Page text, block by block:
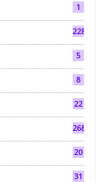
1
2286
5
8
22
268
20
31